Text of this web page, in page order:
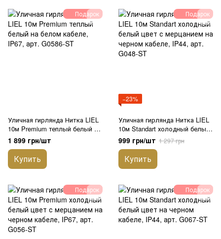
Подарок
Уличная гирлянда Нитка LIEL
10м Premium теплый белый на
белом кабеле, IP67, арт.
G0586-ST
1 899 грн/шт
Купить
Подарок
−23%
Уличная гирлянда Нитка LIEL
10м Standart холодный белый
цвет с мерцанием на черном
кабеле, IP44, арт. G048-ST
999 грн/шт 1 297 грн
Купить
Подарок Подарок